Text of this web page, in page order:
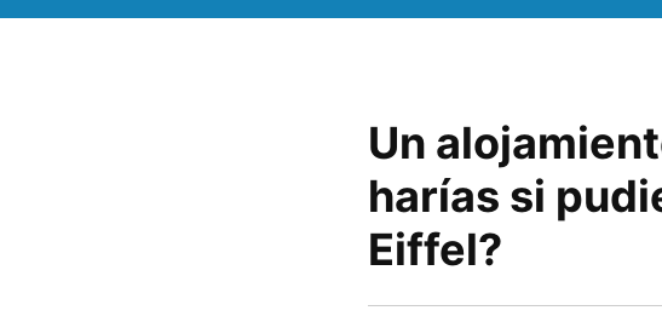
Un
harías si
Eiffel?